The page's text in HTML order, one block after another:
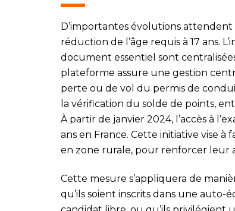
D’importantes évolutions
réduction de l’âge requis à 17 ans.
document essentiel sont
plateforme assure une gestion
perte ou de vol du permis de
la vérification du solde de points,
À partir de janvier 2024, l’accès à
ans en France. Cette initiative vise
en zone rurale, pour renforcer leur
Cette mesure s’appliquera de
qu’ils soient inscrits dans une auto-